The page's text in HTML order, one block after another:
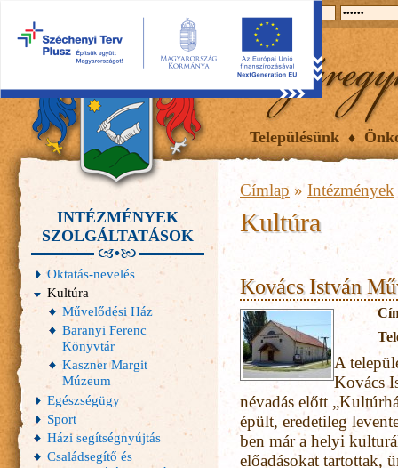
Településünk
Címlap » Intézmények
Kultúra
Kovács István
A
Kovács
névadás előtt
épült, eredetileg
ben már a helyi
előadásokat tartottak,
INTÉZMÉNYEK
SZOLGÁLTATÁSOK
Oktatás-nevelés
Kultúra
Művelődési Ház
Baranyi Ferenc
Könyvtár
Kaszner Margit
Múzeum
Egészségügy
Sport
Házi segítségnyújtás
Családsegítő és